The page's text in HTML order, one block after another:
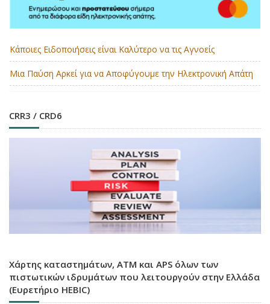
Κάποιες Ειδοποιήσεις είναι Καλύτερο να τις Αγνοείς
Μια Παύση Αρκεί για να Αποφύγουμε την Ηλεκτρονική Απάτη
CRR3 / CRD6
Χάρτης καταστημάτων, ATM και APS όλων των
πιστωτικών ιδρυμάτων που λειτουργούν στην Ελλάδα
(Ευρετήριο HEBIC)